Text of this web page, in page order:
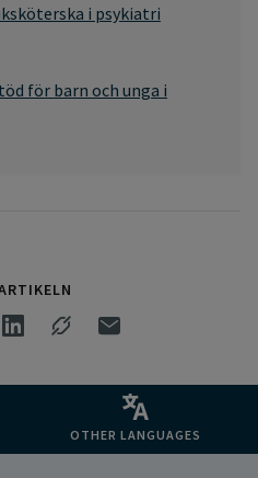
i psykiatri
för barn och unga i
OTHER LANGUAGES